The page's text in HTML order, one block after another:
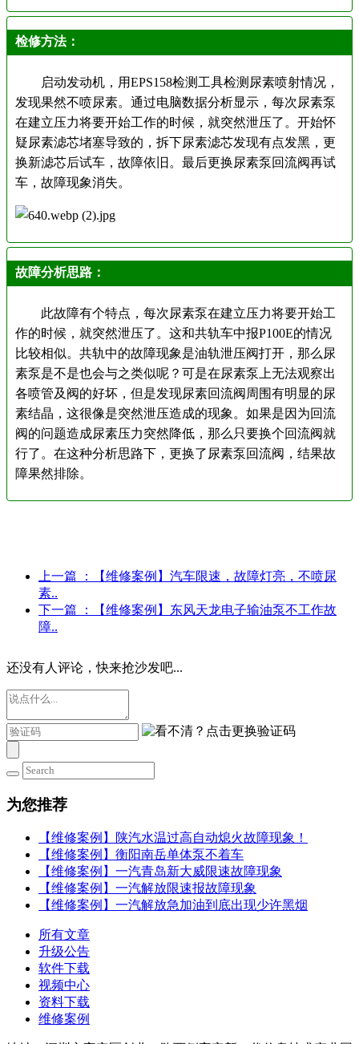
检修方法：
启动发动机，用EPS158检测工具检测尿素喷射情况，
发现果然不喷尿素。通过电脑数据分析显示，每次尿素泵
在建立压力将要开始工作的时候， 就突然泄压了。开始怀
疑尿素滤芯堵塞导致的，拆下尿素滤芯发现有点发黑，更
换新滤芯后试车，故障依旧。最后更换尿素泵回流阀再试
车，故障现象消失。
故障分析思路：
此故障有个特点，每次尿素泵在建立压力将要开始工
作的时候，就突然泄压了。这和共轨车中报P100E的情况
比较相似。共轨中的故障现象是油轨泄压阀打开，那么尿
素泵是不是也会与之类似呢？可是在尿素泵上无法观察出
各喷管及阀的好坏，但是发现尿素回流阀周围有明显的尿
素结晶， 这很像是突然泄压造成的现象。如果是因为回流
阀的问题造成尿素压力突然降低，那么只要换个回流阀就
行了。在这种分析思路下，更换了尿素泵回流阀，结果故
障果然排除。
上一篇
：【维修案例】汽车限速，故障灯亮，不喷尿
素..
下一篇
：【维修案例】东风天龙电子输油泵不工作故
障..
还没有人评论，快来抢沙发吧...
为您推荐
【维修案例】陕汽水温过高自动熄火故障现象！
【维修案例】衡阳南岳单体泵不着车
【维修案例】一汽青岛新大威限速故障现象
【维修案例】一汽解放限速报故障现象
【维修案例】一汽解放急加油到底出现少许黑烟
所有文章
升级公告
软件下载
视频中心
资料下载
维修案例